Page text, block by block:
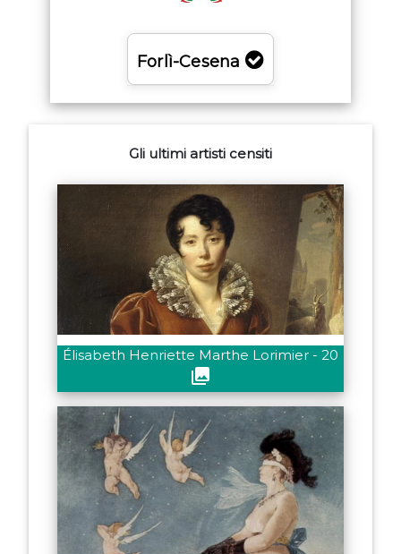
Forlì-Cesena
Gli ultimi artisti censiti
Élisabeth Henriette Marthe Lorimier - 20
collections